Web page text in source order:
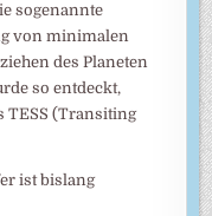
sogenannte
von minimalen
des Planeten
so entdeckt,
TESS (Transiting
ist bislang